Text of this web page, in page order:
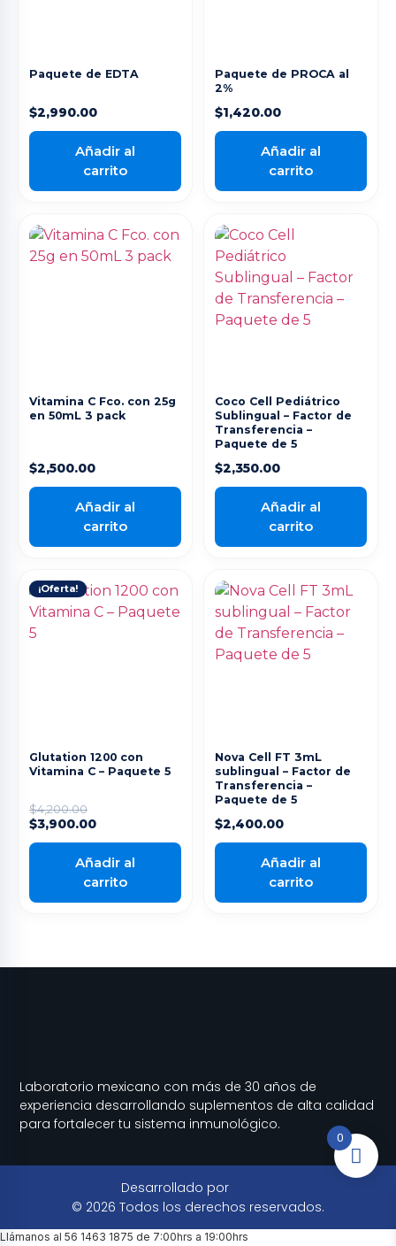
Paquete de EDTA
$2,990.00
Añadir al
carrito
Paquete de PROCA al
2%
$1,420.00
Añadir al
carrito
Vitamina C Fco. con 25g
en 50mL 3 pack
$2,500.00
Añadir al
carrito
Coco Cell Pediátrico
Sublingual – Factor de
Transferencia –
Paquete de 5
$2,350.00
Añadir al
carrito
¡Oferta!
Glutation 1200 con
Vitamina C – Paquete 5
$4,200.00
$3,900.00
Añadir al
carrito
Nova Cell FT 3mL
sublingual – Factor de
Transferencia –
Paquete de 5
$2,400.00
Añadir al
carrito
Laboratorio mexicano con más de 30 años de
experiencia desarrollando suplementos de alta calidad
para fortalecer tu sistema inmunológico.
© 2026 Todos los derechos reservados.
Desarrollado por
0
Llámanos al 56 1463 1875 de 7:00hrs a 19:00hrs